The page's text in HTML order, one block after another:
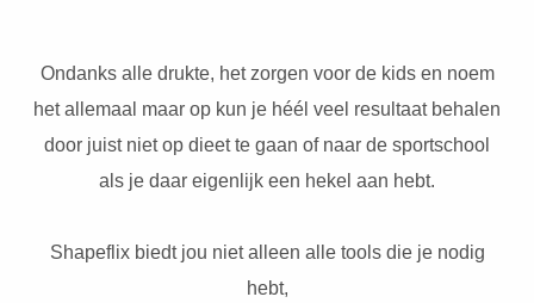
Ondanks alle drukte, het zorgen voor de kids en noem
het allemaal maar op kun je héél veel resultaat behalen
door juist niet op dieet te gaan of naar de sportschool
als je daar eigenlijk een hekel aan hebt.
Shapeflix biedt jou niet alleen alle tools die je nodig
hebt,